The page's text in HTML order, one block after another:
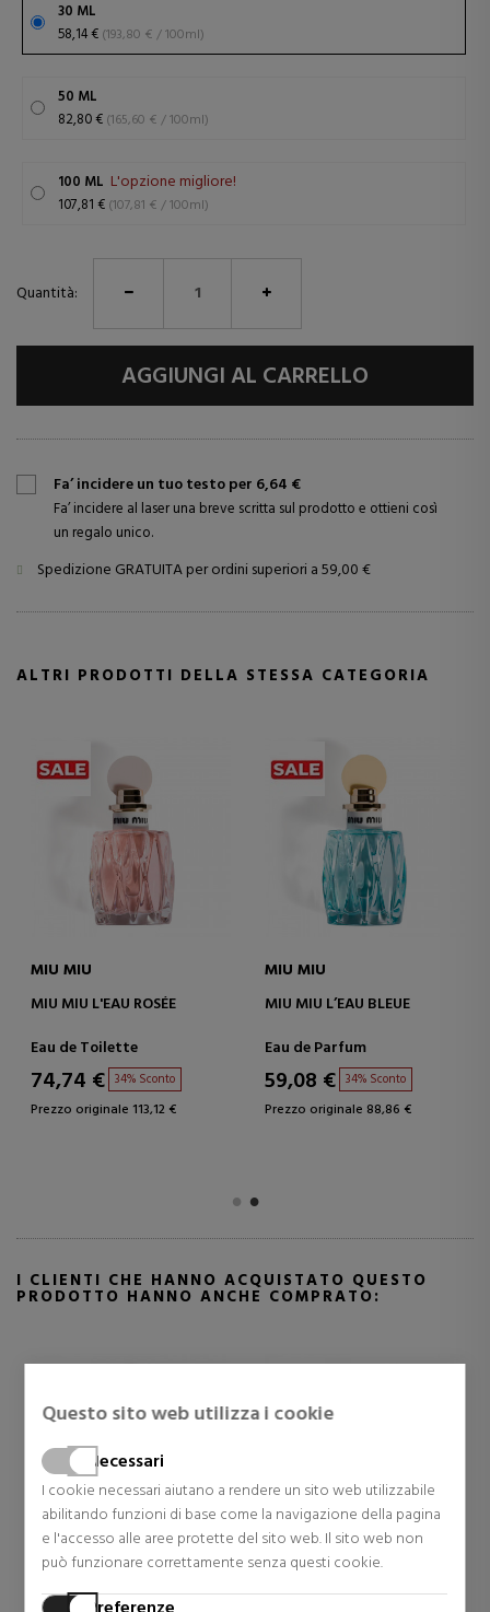
Questo sito web utilizza i cookie
Necessari
I cookie necessari aiutano a rendere un sito web utilizzabile
abilitando funzioni di base come la navigazione della pagina
e l'accesso alle aree protette del sito web. Il sito web non
può funzionare correttamente senza questi cookie.
30 ML
58,14 €
(193,80 € / 100ml)
50 ML
82,80 €
(165,60 € / 100ml)
100 ML L'opzione migliore!
107,81 € (107,81 € / 100ml)
Quantità:
AGGIUNGI AL CARRELLO
Fa’ incidere un tuo testo per 6,64 €
Fa’ incidere al laser una breve scritta sul prodotto e ottieni così
un regalo unico.
Spedizione GRATUITA per ordini superiori a 59,00 €
ALTRI PRODOTTI DELLA STESSA CATEGORIA
MIU MIU
MIU MIU L'EAU ROSÉE
Eau de Toilette
74,74 € 34% Sconto
Prezzo originale 113,12 €
MIU MIU
MIU MIU L’EAU BLEUE
Eau de Parfum
59,08 € 34% Sconto
Prezzo originale 88,86 €
I CLIENTI CHE HANNO ACQUISTATO QUESTO
PRODOTTO HANNO ANCHE COMPRATO:
ZADIG & VOLTAIRE
CAROLINA HERRERA